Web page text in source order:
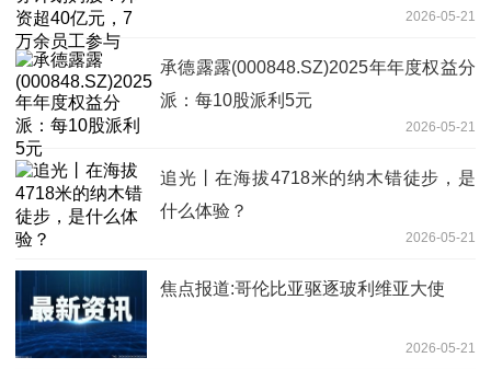
2026-05-21
承德露露(000848.SZ)2025年年度权益分
派：每10股派利5元
2026-05-21
追光丨在海拔4718米的纳木错徒步，是
什么体验？
2026-05-21
焦点报道:哥伦比亚驱逐玻利维亚大使
2026-05-21